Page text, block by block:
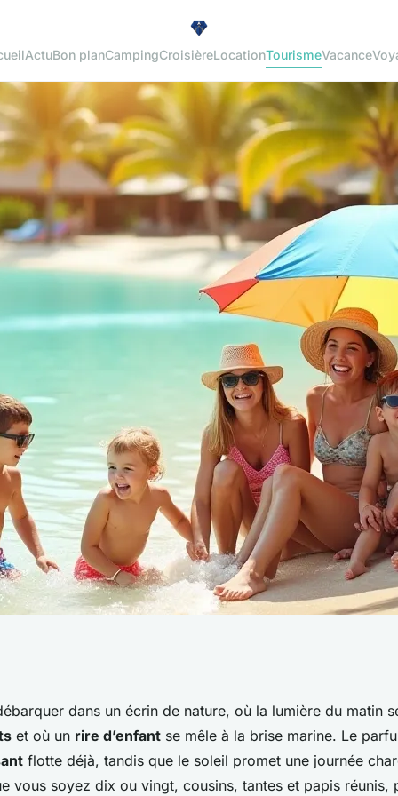
ActuBon planCampingCroisièreLocationTourismeVacance
familles
compris
dans un écrin de nature, où la lumière du matin
et où un rire d’enfant se mêle à la brise marine. Le
flotte déjà, tandis que le soleil promet une journée
vous soyez dix ou vingt, cousins, tantes et papis réunis,